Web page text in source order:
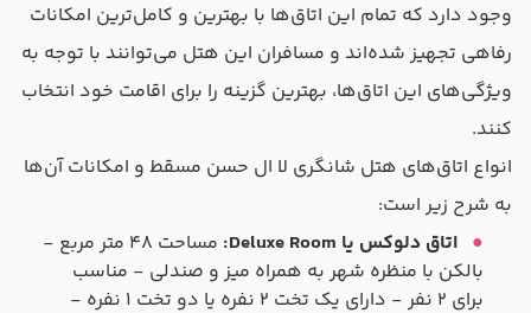
وجود دارد که تمام این اتاق‌ها با بهترین و کامل‌ترین امکانات
رفاهی تجهیز شده‌اند و مسافران این هتل می‌توانند با توجه به
ویژگی‌های این اتاق‌ها، بهترین گزینه را برای اقامت خود انتخاب
کنند.
انواع اتاق‌های هتل شانگری لا ال حسن مسقط و امکانات آن‌ها
به شرح زیر است:
اتاق دلوکس یا Deluxe Room
:
مساحت ۴۸ متر مربع -
بالکن با منظره شهر به همراه میز و صندلی - مناسب
برای ۲ نفر - دارای یک تخت ۲ نفره یا دو تخت ۱ نفره -